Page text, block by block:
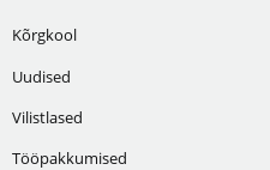
Kõrgkool
Uudised
Vilistlased
Tööpakkumised